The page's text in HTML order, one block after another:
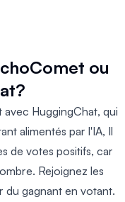
ou
HuggingChat, qui
alimentés par l'IA, Il
de votes positifs, car
Rejoignez les
du gagnant en votant.